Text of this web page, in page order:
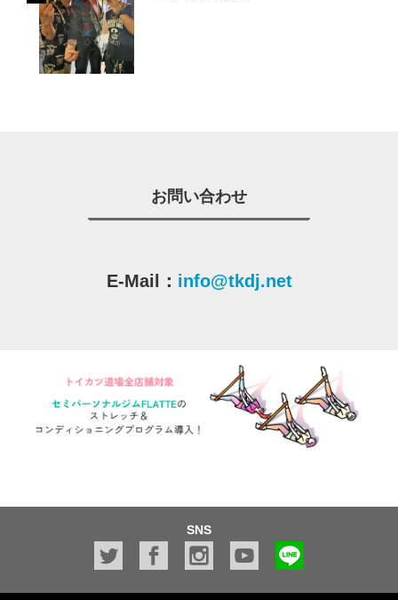
お問い合わせ
E-Mail： info@tkdj.net
SNS